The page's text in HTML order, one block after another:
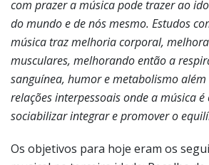
com prazer a música pode trazer ao
do mundo e de nós mesmo. Estudos
música traz melhoria corporal,
musculares, melhorando então a
sanguínea, humor e metabolismo
relações interpessoais onde a música é
sociabilizar integrar e promover o
Os objetivos para hoje eram os